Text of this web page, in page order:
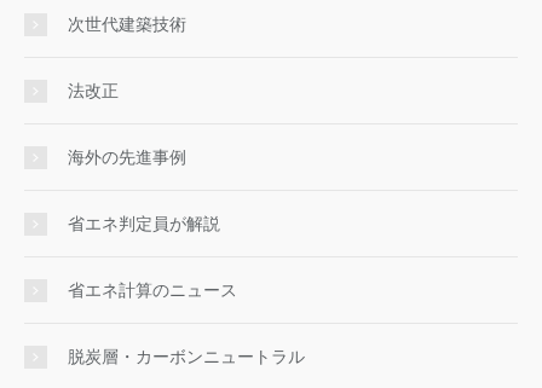
次世代建築技術
法改正
海外の先進事例
省エネ判定員が解説
省エネ計算のニュース
脱炭層・カーボンニュートラル